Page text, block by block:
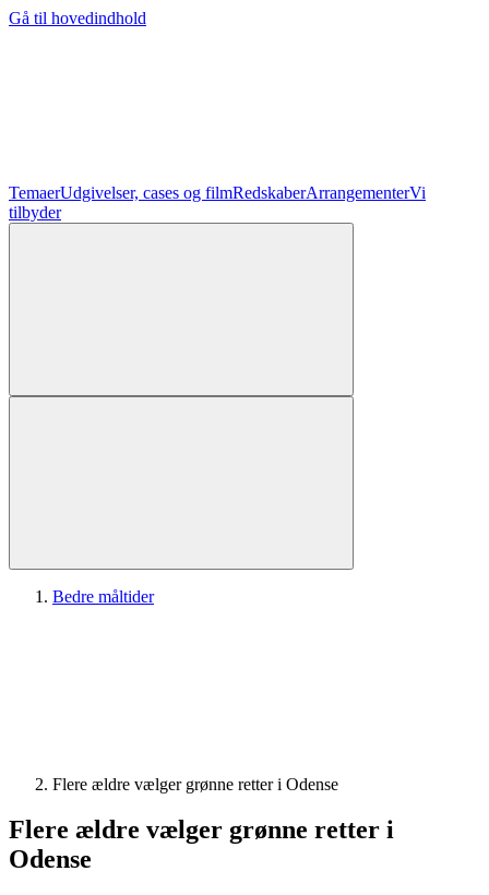
Gå til hovedindhold
TemaerUdgivelser, cases og filmRedskaberArrangementerVi
tilbyder
Bedre måltider
Flere ældre vælger grønne retter i Odense
Flere ældre vælger grønne retter i
Odense